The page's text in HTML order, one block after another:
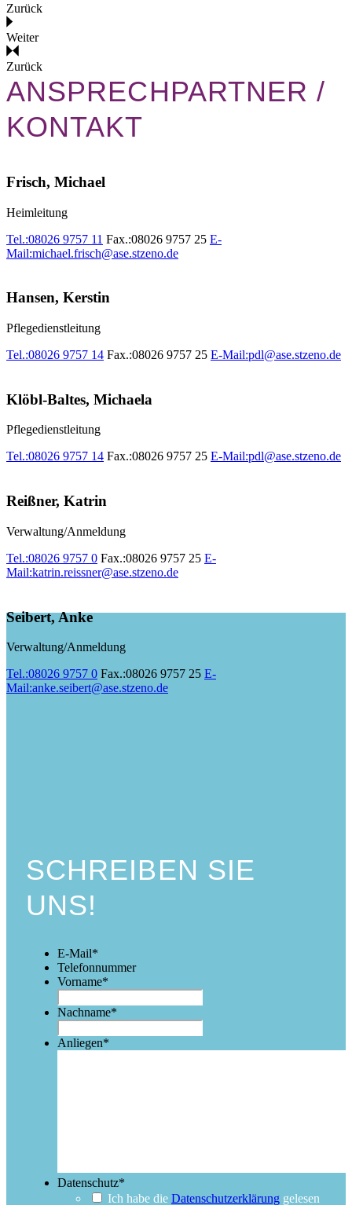
Zurück
Weiter
Zurück
ANSPRECHPARTNER /
KONTAKT
Frisch, Michael
Heimleitung
Tel.:08026 9757 11 Fax.:08026 9757 25 E-
Mail:michael.frisch@ase.stzeno.de
Hansen, Kerstin
Pflegedienstleitung
Tel.:08026 9757 14 Fax.:08026 9757 25 E-Mail:pdl@ase.stzeno.de
Klöbl-Baltes, Michaela
Pflegedienstleitung
Tel.:08026 9757 14 Fax.:08026 9757 25 E-Mail:pdl@ase.stzeno.de
Reißner, Katrin
Verwaltung/Anmeldung
Tel.:08026 9757 0 Fax.:08026 9757 25 E-
Mail:katrin.reissner@ase.stzeno.de
Seibert, Anke
Verwaltung/Anmeldung
Tel.:08026 9757 0 Fax.:08026 9757 25 E-
Mail:anke.seibert@ase.stzeno.de
SCHREIBEN SIE
UNS!
E-Mail*
Telefonnummer
Vorname*
Nachname*
Anliegen*
Datenschutz*
Ich habe die Datenschutzerklärung gelesen